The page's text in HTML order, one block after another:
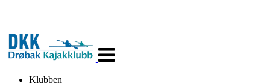
navigasjon
Klubben